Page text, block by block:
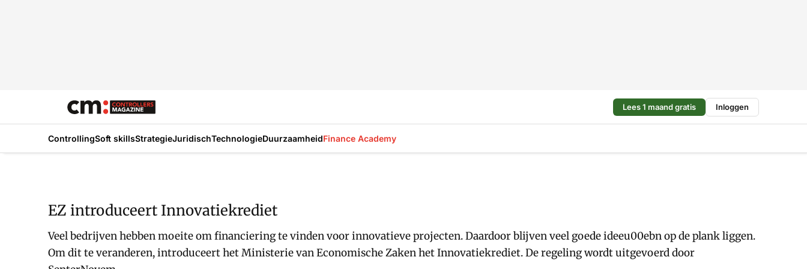
Lees 1 maand gratis Inloggen
ControllingSoft skillsStrategieJuridischTechnologieDuurzaamheidFinance Academy
EZ introduceert Innovatiekrediet
Veel bedrijven hebben moeite om financiering te vinden voor innovatieve projecten. Daardoor blijven veel goede ideeu00ebn op de plank liggen.
Om dit te veranderen, introduceert het Ministerie van Economische Zaken het Innovatiekrediet. De regeling wordt uitgevoerd door